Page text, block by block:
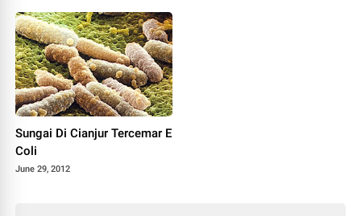
Sungai Di Cianjur Tercemar E
Coli
June 29, 2012